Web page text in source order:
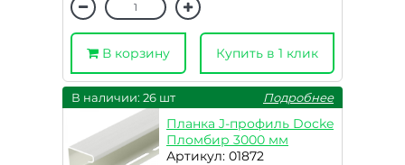
В корзину Купить в 1 клик
В наличии: 26 шт Подробнее
Планка J-профиль Docke
Пломбир 3000 мм
Артикул: 01872